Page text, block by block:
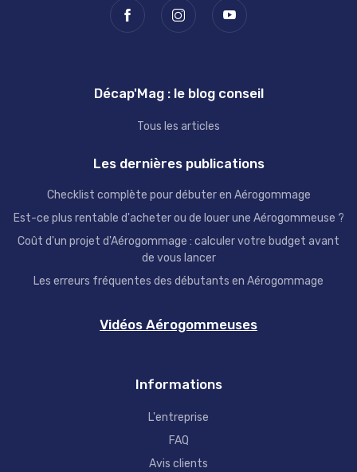
Décap'Mag : le blog conseil
Tous les articles
Les dernières publications
Checklist complète pour débuter en Aérogommage
Est-ce plus rentable d'acheter ou de louer une Aérogommeuse ?
Coût d'un projet d'Aérogommage : calculer votre budget avant
de vous lancer
Les erreurs fréquentes des débutants en Aérogommage
Vidéos Aérogommeuses
Informations
L'entreprise
FAQ
Avis clients